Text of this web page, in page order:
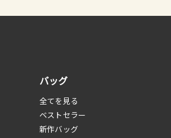
バッグ
全てを見る
ベストセラー
新作バッグ